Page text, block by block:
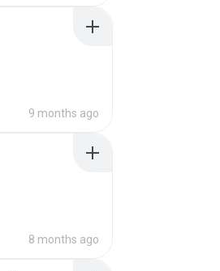
9 months ago
8 months ago